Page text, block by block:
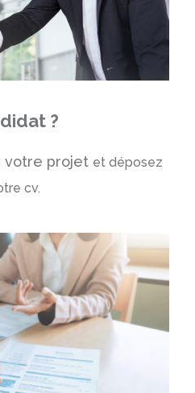
?
votre projet et déposez
cv.